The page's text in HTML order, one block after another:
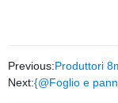
Previous:Produttori
Next:{@Foglio e